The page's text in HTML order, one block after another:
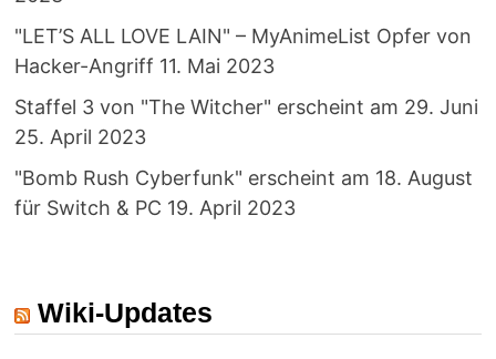
"LET’S ALL LOVE LAIN" – MyAnimeList Opfer von
Hacker-Angriff 11. Mai 2023
Staffel 3 von "The Witcher" erscheint am 29. Juni
25. April 2023
"Bomb Rush Cyberfunk" erscheint am 18. August
für Switch & PC 19. April 2023
Wiki-Updates